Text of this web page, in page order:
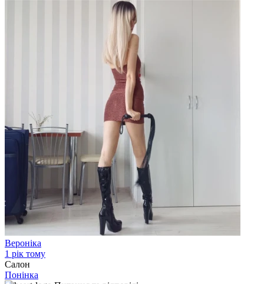
Вероніка
1 рік тому
Салон
Понінка